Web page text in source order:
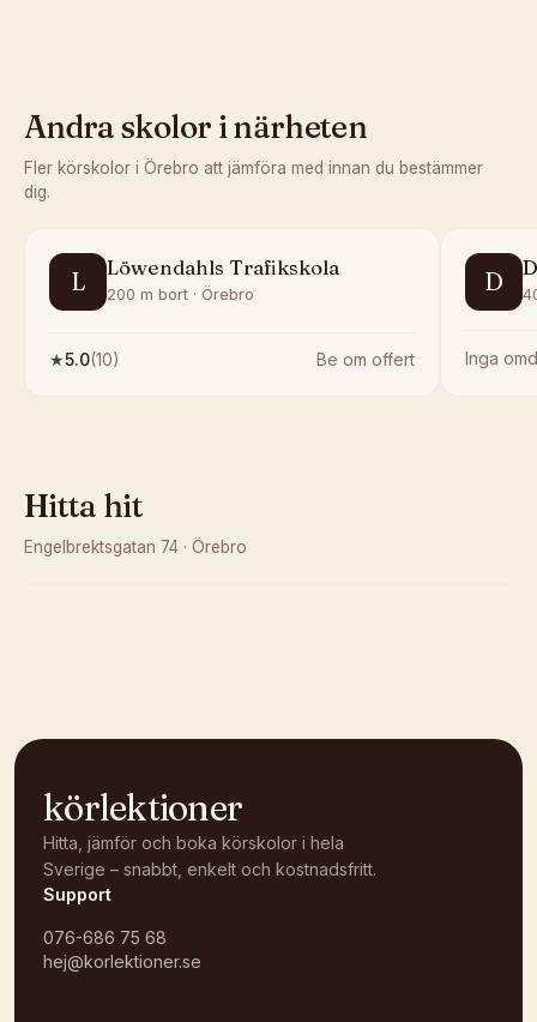
Andra skolor i närheten
Fler körskolor i Örebro att jämföra med innan du bestämmer
dig.
L Löwendahls Trafikskola
200 m bort · Örebro
★5.0(10) Be om offert
D
Inga
Hitta hit
Engelbrektsgatan 74 · Örebro
körlektioner
Hitta, jämför och boka körskolor i hela
Sverige – snabbt, enkelt och kostnadsfritt.
Support
076-686 75 68
hej@korlektioner.se